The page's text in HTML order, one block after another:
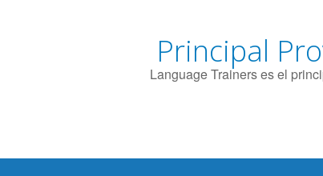
Principal
Language Trainers es el